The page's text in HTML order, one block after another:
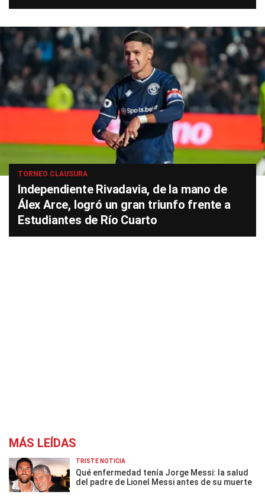
TORNEO CLAUSURA
Independiente Rivadavia, de la mano de
Álex Arce, logró un gran triunfo frente a
Estudiantes de Río Cuarto
MÁS LEÍDAS
TRISTE NOTICIA
Qué enfermedad tenía Jorge Messi: la salud
del padre de Lionel Messi antes de su muerte